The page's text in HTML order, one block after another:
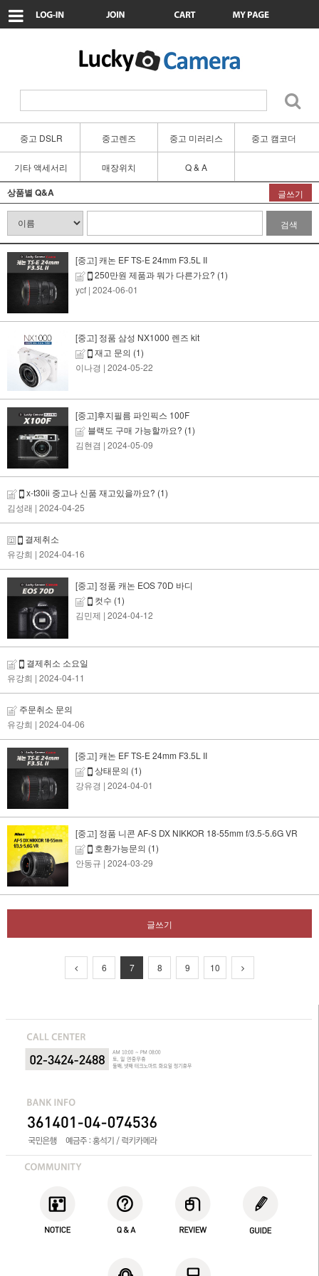
중고 DSLR 중고렌즈 중고 미러리스 중고 캠코더
기타 액세서리 매장위치 Q & A
상품별 Q&A 글쓰기
검색
[중고] 캐논 EF TS-E 24mm F3.5L II
250만원 제품과 뭐가 다른가요? (1)
ycf | 2024-06-01
[중고] 정품 삼성 NX1000 렌즈 kit
재고 문의 (1)
이나경 | 2024-05-22
[중고]후지필름 파인픽스 100F
블랙도 구매 가능할까요? (1)
김현겸 | 2024-05-09
x-t30ii 중고나 신품 재고있을까요? (1)
김성래 | 2024-04-25
결제취소
유강희 | 2024-04-16
[중고] 정품 캐논 EOS 70D 바디
컷수 (1)
김민제 | 2024-04-12
결제취소 소요일
유강희 | 2024-04-11
주문취소 문의
유강희 | 2024-04-06
[중고] 캐논 EF TS-E 24mm F3.5L II
상태문의 (1)
강유경 | 2024-04-01
[중고] 정품 니콘 AF-S DX NIKKOR 18-55mm f/3.5-5.6G VR
호환가능문의 (1)
안동규 | 2024-03-29
글쓰기
6 7 8 9 10